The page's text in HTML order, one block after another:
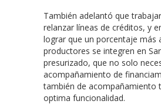
También adelantó que
relanzar líneas de créditos, y
lograr que un porcentaje más
productores se integren en
presurizado, que no solo
acompañamiento de
también de acompañamiento
optima funcionalidad.